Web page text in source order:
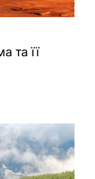
та її